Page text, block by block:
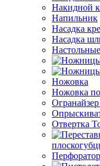
Накидной
Напильник
Насадка
Насадка
Ножовка
Ножовка
Отвертка
Перфоратор